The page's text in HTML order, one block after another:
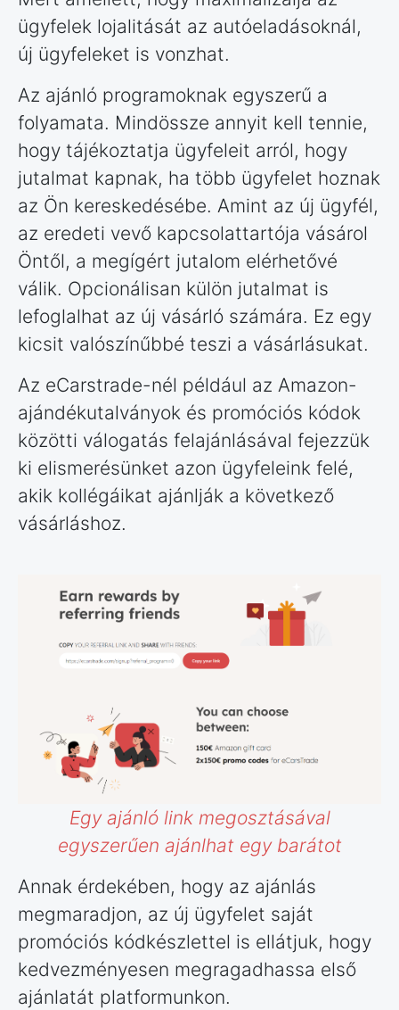
ügyfelek lojalitását az autóeladásoknál,
új ügyfeleket is vonzhat.
Az ajánló programoknak egyszerű a
folyamata. Mindössze annyit kell tennie,
hogy tájékoztatja ügyfeleit arról, hogy
jutalmat kapnak, ha több ügyfelet hoznak
az Ön kereskedésébe. Amint az új ügyfél,
az eredeti vevő kapcsolattartója vásárol
Öntől, a megígért jutalom elérhetővé
válik. Opcionálisan külön jutalmat is
lefoglalhat az új vásárló számára. Ez egy
kicsit valószínűbbé teszi a vásárlásukat.
Az eCarstrade-nél például az Amazon-
ajándékutalványok és promóciós kódok
közötti válogatás felajánlásával fejezzük
ki elismerésünket azon ügyfeleink felé,
akik kollégáikat ajánlják a következő
vásárláshoz.
Egy ajánló link megosztásával
egyszerűen ajánlhat egy barátot
Annak érdekében, hogy az ajánlás
megmaradjon, az új ügyfelet saját
promóciós kódkészlettel is ellátjuk, hogy
kedvezményesen megragadhassa első
ajánlatát platformunkon.